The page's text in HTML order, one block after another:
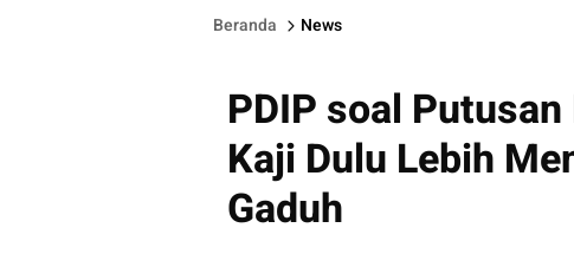
Beranda News
PDIP soal
Kaji Dulu Lebih
Gaduh